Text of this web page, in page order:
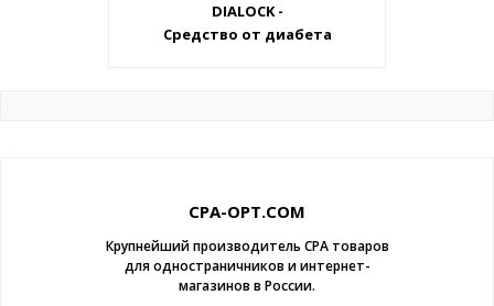
DIALOCK -
Средство от диабета
CPA-OPT.COM
Крупнейший производитель CPA товаров
для одностраничников и интернет-
магазинов в России.